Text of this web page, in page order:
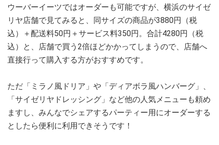
ウーバーイーツではオーダーも可能ですが、横浜のサイゼ
リヤ店舗で見てみると、同サイズの商品が3880円（税
込）＋配送料50円＋サービス料350円。合計4280円（税
込）と、店舗で買う2倍ほどかかってしまうので、店舗へ
直接行って購入する方がおすすめです。
ただ「ミラノ風ドリア」や「ディアボラ風ハンバーグ」、
「サイゼリヤドレッシング」など他の人気メニューも頼め
ますし、みんなでシェアするパーティー用にオーダーする
としたら便利に利用できそうです！